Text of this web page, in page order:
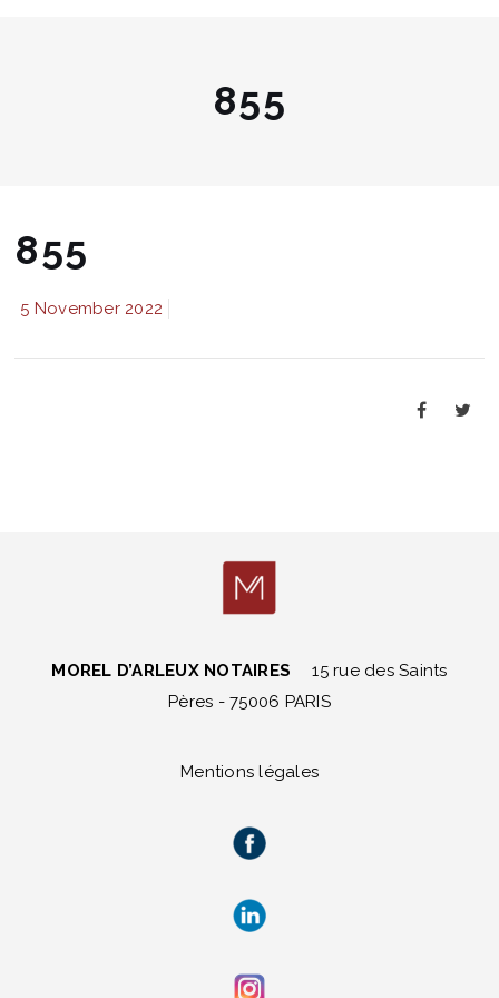
855
855
5 November 2022
MOREL D’ARLEUX NOTAIRES
15 rue des Saints
Pères - 75006 PARIS
Mentions légales